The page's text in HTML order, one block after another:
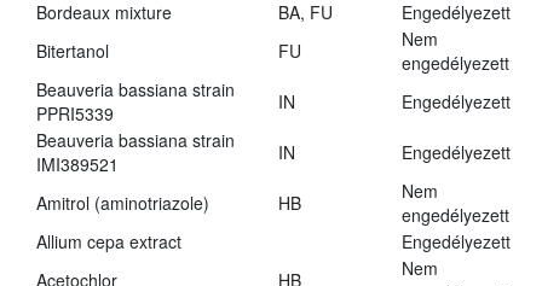
Bordeaux mixture BA, FU
Engedélyezett
Bitertanol
FU
Nem
engedélyezett
Beauveria bassiana strain
PPRI5339
IN
Engedélyezett
Beauveria bassiana strain
IMI389521
IN Engedélyezett
Amitrol (aminotriazole) HB
Nem
engedélyezett
Allium cepa extract
Engedélyezett
Acetochlor
HB
Nem